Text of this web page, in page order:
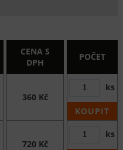
CENA S
DPH
POČET
360 Kč
ks
KOUPIT
720 Kč
ks